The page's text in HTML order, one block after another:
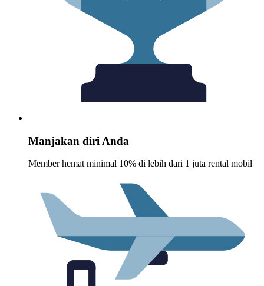
Manjakan diri Anda
Member hemat minimal 10% di lebih dari 1 juta rental mobil